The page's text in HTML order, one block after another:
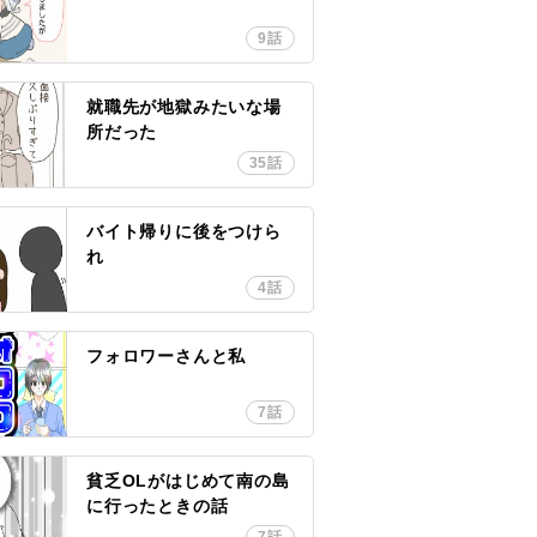
9話
就職先が地獄みたいな場
所だった
35話
バイト帰りに後をつけら
れ
4話
フォロワーさんと私
7話
貧乏OLがはじめて南の島
に行ったときの話